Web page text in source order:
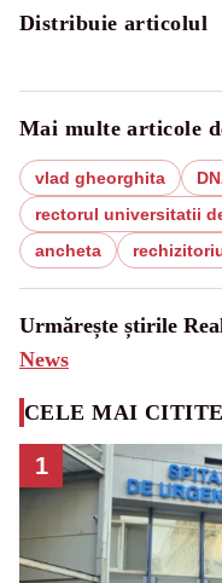
Distribuie articolul
Mai multe articole
vlad gheorghita
rectorul universitatii
ancheta
Urmărește știrile
News
CELE MAI CITITE
1